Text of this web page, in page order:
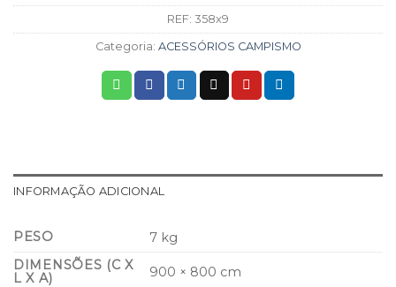
REF: 358x9
Categoria: ACESSÓRIOS CAMPISMO
INFORMAÇÃO ADICIONAL
PESO
7 kg
DIMENSÕES (C X
L X A)
900 × 800 cm